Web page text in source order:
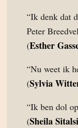
“Ik denk dat
Peter
(Esther
“Nu weet ik
(Sylvia
“Ik ben dol
(Sheila